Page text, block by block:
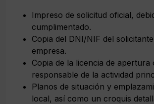
Impreso de solicitud oficial,
cumplimentado.
Copia del DNI/NIF del
empresa.
Copia de la licencia de apertura
responsable de la actividad
Planos de situación y
local, así como un croquis